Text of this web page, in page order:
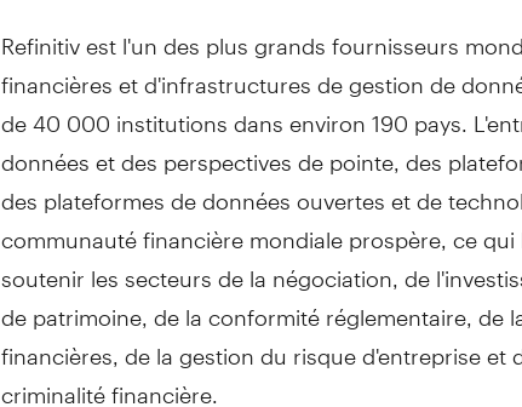
Refinitiv est l'un des plus grands fournisseurs
financières et d'infrastructures de gestion de
de 40 000 institutions dans environ 190 pays.
données et des perspectives de pointe, des
des plateformes de données ouvertes et de
communauté financière mondiale prospère, ce
soutenir les secteurs de la négociation, de
de patrimoine, de la conformité réglementaire, de
financières, de la gestion du risque d'entreprise et
criminalité financière.